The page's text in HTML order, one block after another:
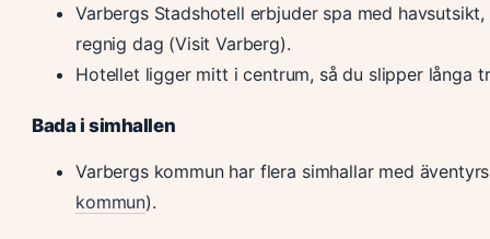
Varbergs Stadshotell erbjuder spa med
regnig dag (Visit Varberg).
Hotellet ligger mitt i centrum, så du slipper långa
Bada i simhallen
Varbergs kommun har flera simhallar med
kommun).